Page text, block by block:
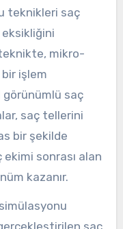
teknikleri saç
mikro-
işlem
görünümlü saç
saç tellerini
bir şekilde
ekimi sonrası alan
kazanır.